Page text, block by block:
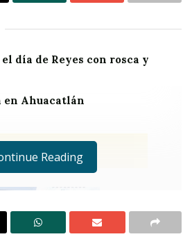
día de Reyes con rosca y
en Ahuacatlán
Reading